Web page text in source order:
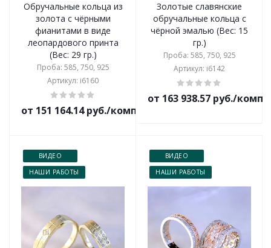
Обручальные кольца из
золота с чёрными
фианитами в виде
леопардового принта
(Вес: 29 гр.)
Проба: 585, 750, 925
Артикул: i6160
от 151 164.14 руб./комплект
Золотые славянские
обручальные кольца с
чёрной эмалью (Вес: 15
гр.)
Проба: 585, 750, 925
Артикул: i6142
от 163 938.57 руб./
ВИДЕО
НАШИ РАБОТЫ
ВИДЕО
НАШИ РАБОТЫ